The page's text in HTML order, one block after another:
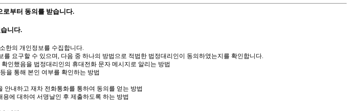
로부터 동의를 받습니다.
니다.
한의 개인정보를 수집합니다.
요구할 수 있으며, 다음 중 하나의 방법으로 적법한 법정대리인이 동의하였는지를 확인합니다.
인했음을 법정대리인의 휴대전화 문자 메시지로 알리는 방법
을 통해 본인 여부를 확인하는 방법
안내하고 재차 전화통화를 통하여 동의를 얻는 방법
에 대하여 서명날인 후 제출하도록 하는 방법